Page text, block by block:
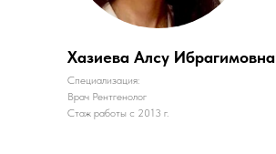
Хазиева Алсу Ибрагимовна
Специализация:
Врач Рентгенолог
Стаж работы с 2013 г.